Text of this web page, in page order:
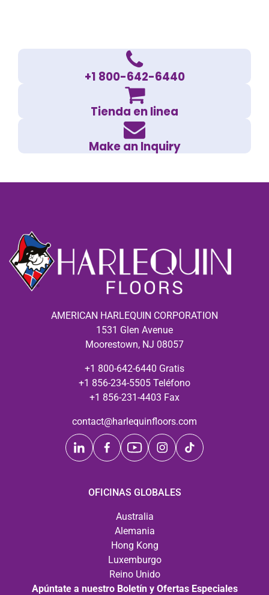
+1 800-642-6440
Tienda en linea
Make an Inquiry
AMERICAN HARLEQUIN CORPORATION
1531 Glen Avenue
Moorestown, NJ 08057
+1 800-642-6440 Gratis
+1 856-234-5505 Teléfono
+1 856-231-4403 Fax
contact@harlequinfloors.com
OFICINAS GLOBALES
Australia
Alemania
Hong Kong
Luxemburgo
Reino Unido
Apúntate a nuestro Boletín y Ofertas Especiales